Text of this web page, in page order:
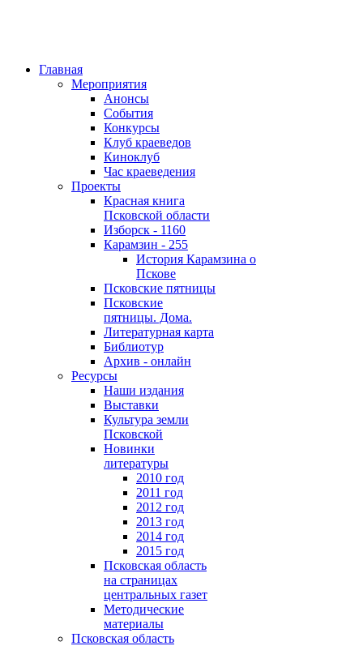
Главная
Мероприятия
Анонсы
События
Конкурсы
Клуб краеведов
Киноклуб
Час краеведения
Проекты
Красная книга
Псковской области
Изборск - 1160
Карамзин - 255
История Карамзина о
Пскове
Псковские пятницы
Псковские
пятницы. Дома.
Литературная карта
Библиотур
Архив - онлайн
Ресурсы
Наши издания
Выставки
Культура земли
Псковской
Новинки
литературы
2010 год
2011 год
2012 год
2013 год
2014 год
2015 год
Псковская область
на страницах
центральных газет
Методические
материалы
Псковская область